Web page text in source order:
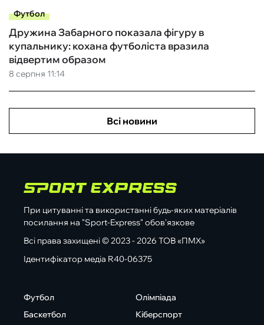
Футбол
8 серпня 11:14
Дружина Забарного показала фігуру в
купальнику: кохана футболіста вразила
відвертим образом
Всі новини
При цитуванні та використанні будь-яких матеріалів
посилання на "Sport-Express" обов'язкове
Всі права захищені © 2023 - 2026 ТОВ «ПМХ»
Ідентифікатор медіа R40-06375
Футбол
Баскетбол
Олімпіада
Кіберспорт